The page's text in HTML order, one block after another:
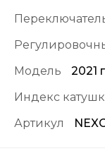
Модель
2021
Индекс
Артикул